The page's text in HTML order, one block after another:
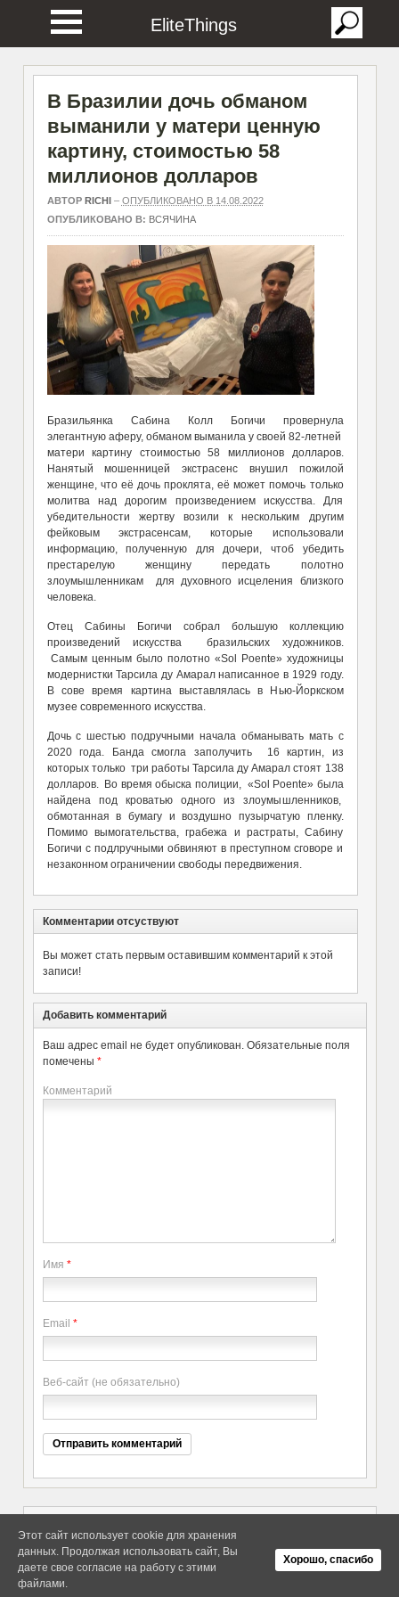
EliteThings
В Бразилии дочь обманом
выманили у матери ценную
картину, стоимостью 58
миллионов долларов
АВТОР RICHI– ОПУБЛИКОВАНО В 14.08.2022
ОПУБЛИКОВАНО В: ВСЯЧИНА
Бразильянка Сабина Колл Богичи провернула
элегантную аферу, обманом выманила у своей 82-летней
матери картину стоимостью 58 миллионов долларов.
Нанятый мошенницей экстрасенс внушил пожилой
женщине, что её дочь проклята, её может помочь только
молитва над дорогим произведением искусства. Для
убедительности жертву возили к нескольким другим
фейковым экстрасенсам, которые использовали
информацию, полученную для дочери, чтоб убедить
престарелую женщину передать полотно
злоумышленникам для духовного исцеления близкого
человека.
Отец Сабины Богичи собрал большую коллекцию
произведений искусства бразильских художников.
Самым ценным было полотно «Sol Poente» художницы
модернистки Тарсила ду Амарал написанное в 1929 году.
В сове время картина выставлялась в Нью-Йоркском
музее современного искусства.
Дочь с шестью подручными начала обманывать мать с
2020 года. Банда смогла заполучить 16 картин, из
которых только три работы Тарсила ду Амарал стоят 138
долларов. Во время обыска полиции, «Sol Poente» была
найдена под кроватью одного из злоумышленников,
обмотанная в бумагу и воздушно пузырчатую пленку.
Помимо вымогательства, грабежа и растраты, Сабину
Богичи с подлручными обвиняют в преступном сговоре и
незаконном ограничении свободы передвижения.
Комментарии отсуствуют
Вы может стать первым оставившим комментарий к этой
записи!
Добавить комментарий
Ваш адрес email не будет опубликован. Обязательные поля
помечены *
Комментарий
Имя *
Email *
Веб-сайт (не обязательно)
Об Arras WordPress Theme
Copyright elitethings. All Rights
Reserved.
Этот сайт использует cookie для хранения
данных. Продолжая использовать сайт, Вы
даете свое согласие на работу с этими
файлами.
Хорошо, спасибо